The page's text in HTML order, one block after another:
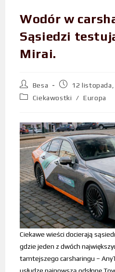
Wodór w
Sąsiedzi
Mirai.
Besa
12
Ciekawostki
/ Europa
Ciekawe wieści docierają
gdzie jeden z dwóch
tamtejszego carsharingu –